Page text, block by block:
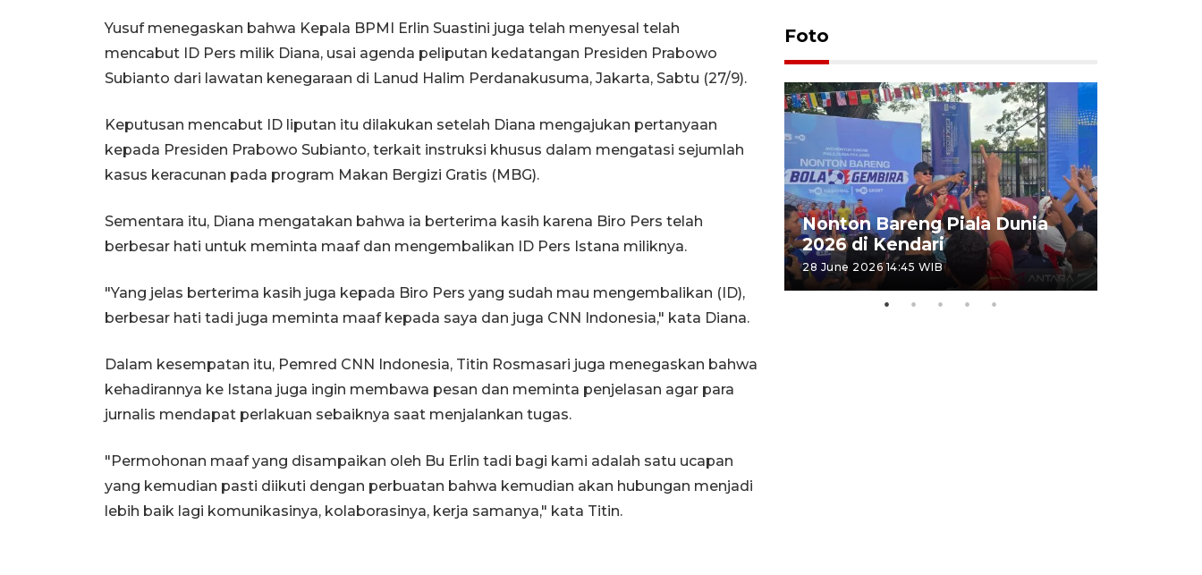
Yusuf menegaskan bahwa Kepala BPMI Erlin Suastini juga telah menyesal telah
mencabut ID Pers milik Diana, usai agenda peliputan kedatangan Presiden Prabowo
Subianto dari lawatan kenegaraan di Lanud Halim Perdanakusuma, Jakarta, Sabtu (27/9).
Keputusan mencabut ID liputan itu dilakukan setelah Diana mengajukan pertanyaan
kepada Presiden Prabowo Subianto, terkait instruksi khusus dalam mengatasi sejumlah
kasus keracunan pada program Makan Bergizi Gratis (MBG).
Sementara itu, Diana mengatakan bahwa ia berterima kasih karena Biro Pers telah
berbesar hati untuk meminta maaf dan mengembalikan ID Pers Istana miliknya.
"Yang jelas berterima kasih juga kepada Biro Pers yang sudah mau mengembalikan (ID),
berbesar hati tadi juga meminta maaf kepada saya dan juga CNN Indonesia," kata Diana.
Dalam kesempatan itu, Pemred CNN Indonesia, Titin Rosmasari juga menegaskan bahwa
kehadirannya ke Istana juga ingin membawa pesan dan meminta penjelasan agar para
jurnalis mendapat perlakuan sebaiknya saat menjalankan tugas.
"Permohonan maaf yang disampaikan oleh Bu Erlin tadi bagi kami adalah satu ucapan
yang kemudian pasti diikuti dengan perbuatan bahwa kemudian akan hubungan menjadi
lebih baik lagi komunikasinya, kolaborasinya, kerja samanya," kata Titin.
Foto
Kecelakaan kereta api di
Bekasi Timur
Nonton Bareng Piala Dunia
2026 di Kendari
28 June 2026 14:45 WIB